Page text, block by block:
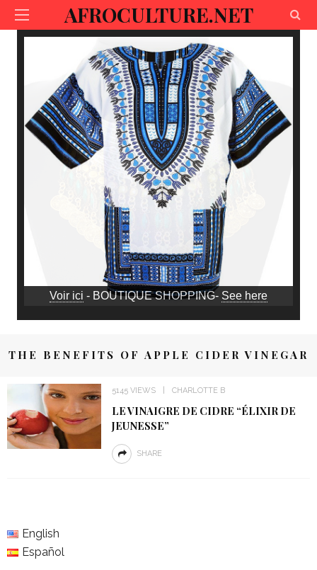
AFROCULTURE.NET
Voir ici - BOUTIQUE SHOPPING- See here
THE BENEFITS OF APPLE CIDER VINEGAR
5145 VIEWS CHARLOTTE B
LE VINAIGRE DE CIDRE “ÉLIXIR DE
JEUNESSE”
SHARE
English
Español